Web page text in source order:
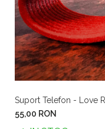
Obiect decorativ
Cadou simbolic
Suport Telefon - Love
55,00 RON